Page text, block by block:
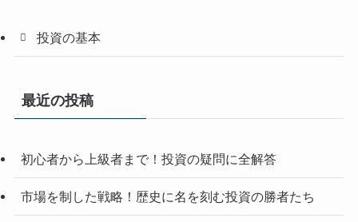
投資の基本
最近の投稿
初心者から上級者まで！投資の疑問に全解答
市場を制した戦略！歴史に名を刻む投資の勝者たち